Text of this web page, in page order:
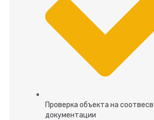
Проверка объекта на
документации